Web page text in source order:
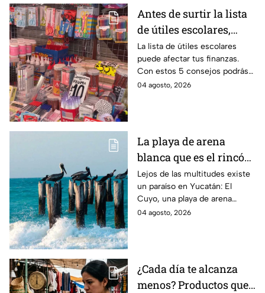
Antes de surtir la lista
de útiles escolares,
sigue estos 5 consejos
que pueden ahorrar
miles de pesos
La lista de útiles escolares
puede afectar tus finanzas.
Con estos 5 consejos podrás
organizar tus compras, ahorrar
04 agosto, 2026
La playa de arena
blanca que es el rincón
escondido en la Costa
Esmeralda de Yucatán
y es ideal para las
vacaciones de verano
Lejos de las multitudes existe
un paraíso en Yucatán: El
Cuyo, una playa de arena
blanca en la Costa Esmeralda
04 agosto, 2026
¿Cada día te alcanza
menos? Productos que